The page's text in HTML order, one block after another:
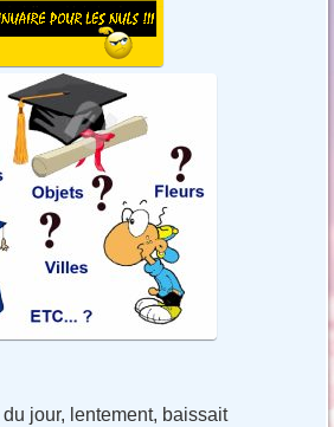
du jour, lentement, baissait